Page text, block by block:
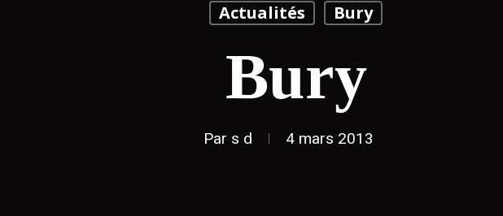
Actualités Bury
Bury
Par s d 4 mars 2013